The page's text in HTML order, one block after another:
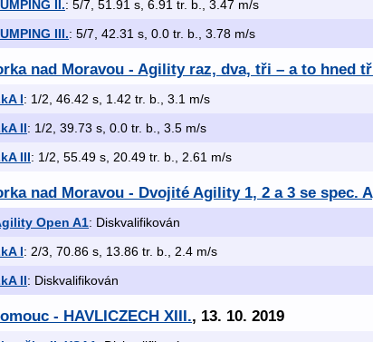
II.: 5/7, 51.91 s, 6.91 tr. b., 3.47 m/s
III.: 5/7, 42.31 s, 0.0 tr. b., 3.78 m/s
nad Moravou - Agility raz, dva, tři – a to hned
I: 1/2, 46.42 s, 1.42 tr. b., 3.1 m/s
II: 1/2, 39.73 s, 0.0 tr. b., 3.5 m/s
III: 1/2, 55.49 s, 20.49 tr. b., 2.61 m/s
nad Moravou - Dvojité Agility 1, 2 a 3 se spec.
Open A1: Diskvalifikován
I: 2/3, 70.86 s, 13.86 tr. b., 2.4 m/s
II: Diskvalifikován
- HAVLICZECH XIII., 13. 10. 2019